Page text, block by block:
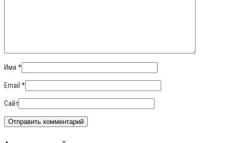
Имя *
Email *
Сайт